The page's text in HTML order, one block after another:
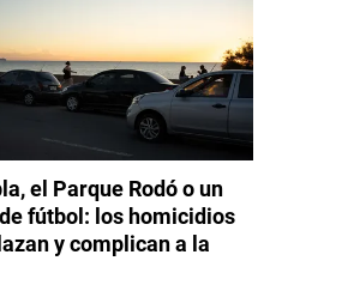
el Parque Rodó o un
fútbol: los homicidios
y complican a la